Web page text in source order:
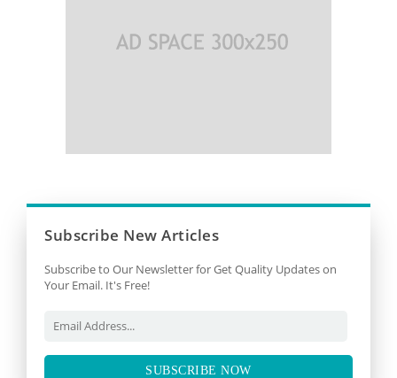
Subscribe New Articles
Subscribe to Our Newsletter for Get Quality Updates on
Your Email. It's Free!
SUBSCRIBE NOW